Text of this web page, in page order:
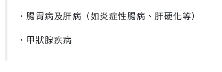
．腸胃病及肝病（如炎症性腸病、肝硬化等）
．甲狀腺疾病